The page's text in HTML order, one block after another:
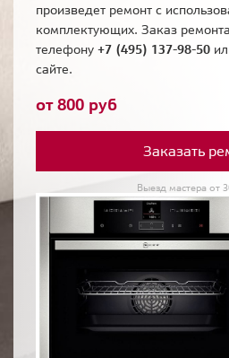
произведет ремонт с
комплектующих. Заказ
телефону +7 (495) 137-98-50
сайте.
от 800 руб
Заказать
Выезд мастера от